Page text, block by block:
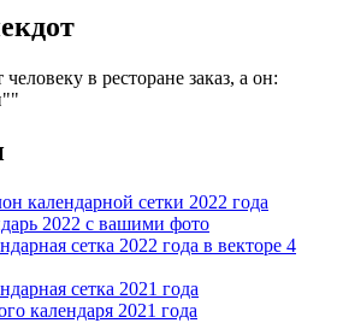
в ресторане заказ, а он:
календарной сетки 2022 года
2022 с вашими фото
сетка 2022 года в векторе 4
сетка 2021 года
календаря 2021 года